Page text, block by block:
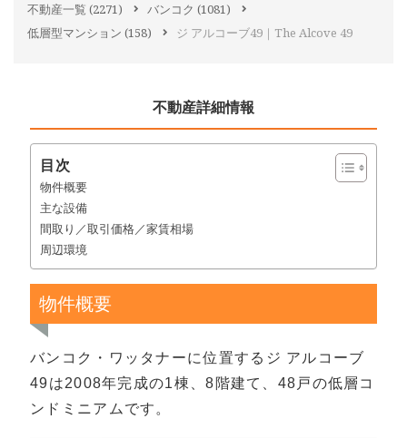
不動産一覧 (2271) バンコク (1081)
低層型マンション (158) ジ アルコーブ49｜The Alcove 49
不動産詳細情報
目次
物件概要
主な設備
間取り／取引価格／家賃相場
周辺環境
物件概要
バンコク・ワッタナーに位置するジ アルコーブ
49は2008年完成の1棟、8階建て、48戸の低層コ
ンドミニアムです。